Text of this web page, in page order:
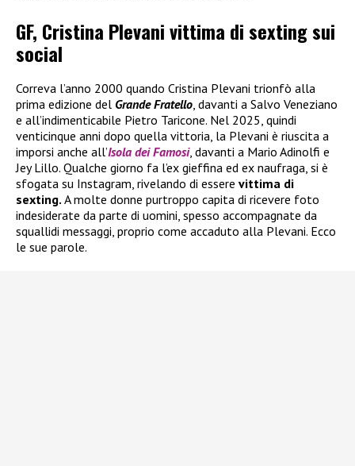
GF, Cristina Plevani vittima di sexting sui
social
Correva l’anno 2000 quando Cristina Plevani trionfò alla
prima edizione del Grande Fratello , davanti a Salvo Veneziano
e all’indimenticabile Pietro Taricone. Nel 2025, quindi
venticinque anni dopo quella vittoria, la Plevani è riuscita a
imporsi anche all’Isola dei Famosi, davanti a Mario Adinolfi e
Jey Lillo. Qualche giorno fa l’ex gieffina ed ex naufraga, si è
sfogata su Instagram, rivelando di essere vittima di
sexting. A molte donne purtroppo capita di ricevere foto
indesiderate da parte di uomini, spesso accompagnate da
squallidi messaggi, proprio come accaduto alla Plevani. Ecco
le sue parole.